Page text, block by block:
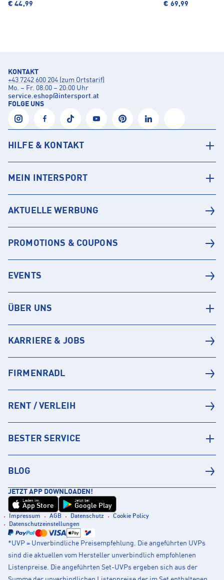
€ 44,99
€ 69,99
KONTAKT
+43 7242 600 204 (zum Ortstarif)
Mo. – Fr. 08:00 – 20:00 Uhr
service.eshop@intersport.at
FOLGE UNS
HILFE & KONTAKT
MEIN INTERSPORT
AKTUELLE WERBUNG
PROMOTIONS & COUPONS
EVENTS
ÜBER UNS
KARRIERE & JOBS
FIRMENRADL
RENT / VERLEIH
BESTER SERVICE
BLOG
JETZT APP DOWNLOADEN!
Laden im
App Store
Jetzt bei
Google Play
Impressum AGB Datenschutz
Cookie Policy
Datenschutzeinstellungen
*UVP = Unverbindliche Preisempfehlung. Die angeführten UVPs
sind die aktuellen vom Hersteller unverbindlich empfohlenen
Listenpreise. Die angeführten Set-UVPs ergeben sich aus der